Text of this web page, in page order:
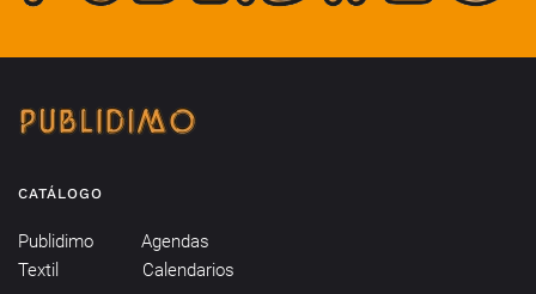
CATÁLOGO
Publidimo
Agendas
Textil
Calendarios